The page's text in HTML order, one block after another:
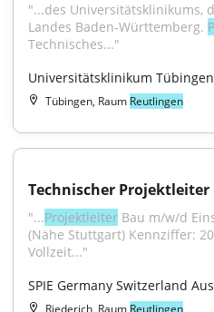
"...des Universitätsklinikums,
Landes Baden-Württemberg.
Technisches..."
Universitätsklinikum Tübingen
Tübingen, Raum Reutlingen
Technischer
"...Projektleiter Bau m/w/d
(Nähe Stuttgart) Kennziffer:
Vollzeit..."
SPIE Germany Switzerland
Riederich, Raum Reutlingen